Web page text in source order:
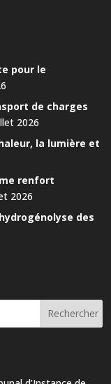
pour le
de charges
2026
la lumière et
renfort
2026
des